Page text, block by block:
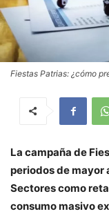
Fiestas Patrias: ¿cómo
La campaña de
periodos de mayor
Sectores como
consumo masivo